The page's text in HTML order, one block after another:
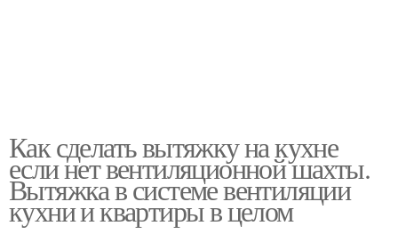
Как сделать вытяжку на кухне
если нет вентиляционной шахты.
Вытяжка в системе вентиляции
кухни и квартиры в целом